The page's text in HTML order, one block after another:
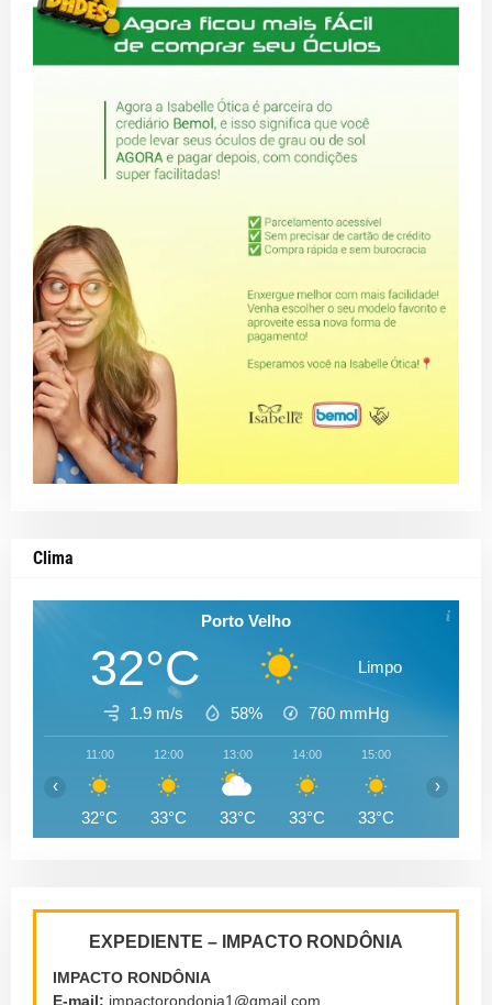
Clima
Porto Velho
32°C Limpo
1.9 m/s 58% 760 mmHg
11:00
32°C
12:00
33°C
13:00
33°C
14:00
33°C
15:00
33°C
‹ ›
EXPEDIENTE – IMPACTO RONDÔNIA
IMPACTO RONDÔNIA
E-mail: impactorondonia1@gmail.com